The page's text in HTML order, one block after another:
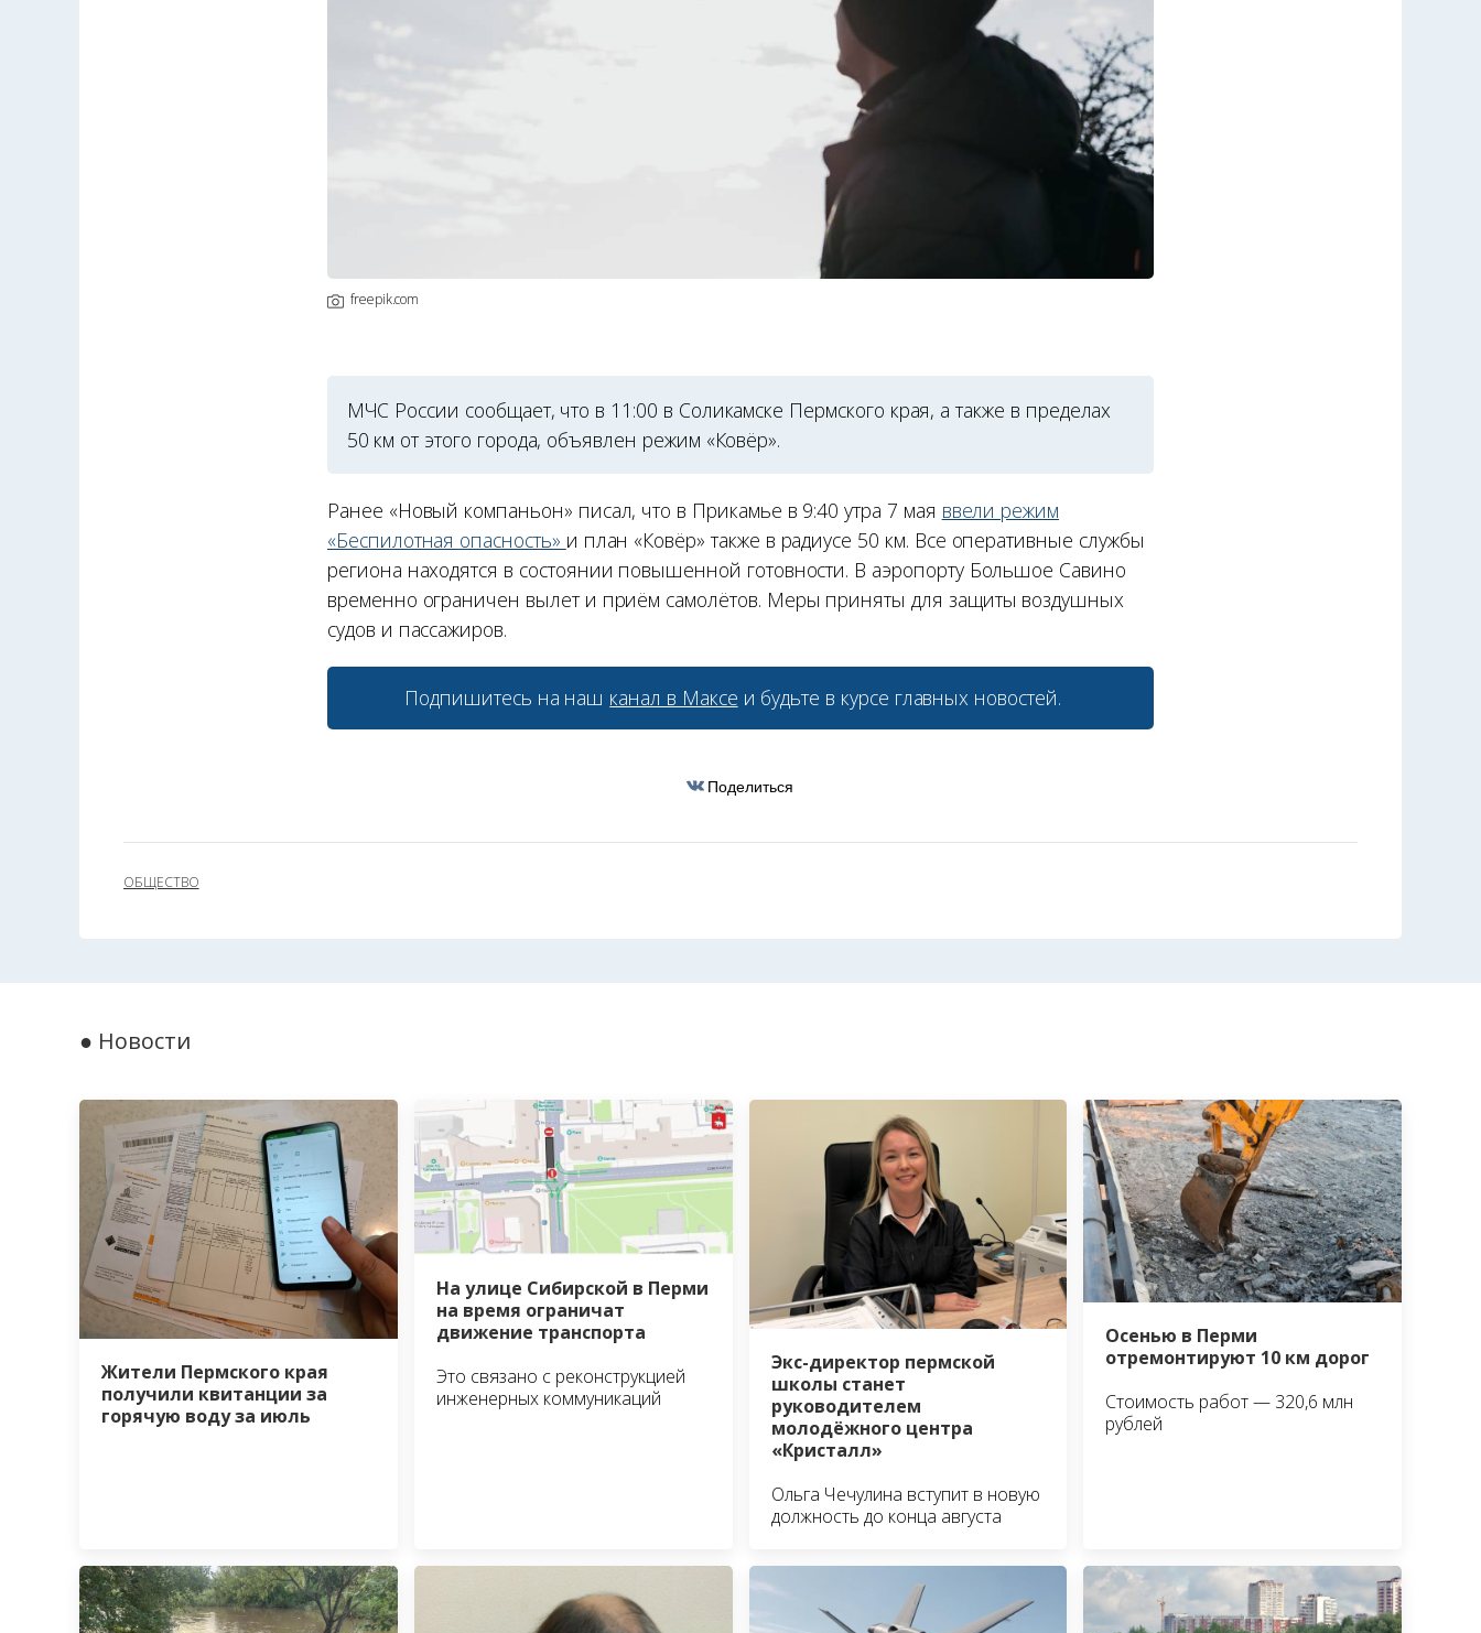
freepik.com
МЧС России сообщает, что в 11:00 в Соликамске Пермского края, а также в пределах
50 км от этого города, объявлен режим «Ковёр».
Ранее «Новый компаньон» писал, что в Прикамье в 9:40 утра 7 мая ввели режим
«Беспилотная опасность» и план «Ковёр» также в радиусе 50 км. Все оперативные службы
региона находятся в состоянии повышенной готовности. В аэропорту Большое Савино
временно ограничен вылет и приём самолётов. Меры приняты для защиты воздушных
судов и пассажиров.
Подпишитесь на наш канал в Максе и будьте в курсе главных новостей.
Поделиться
ОБЩЕСТВО
● Новости
Жители Пермского края
получили квитанции за
горячую воду за июль
На улице Сибирской в Перми
на время ограничат
движение транспорта
Это связано с реконструкцией
инженерных коммуникаций
Экс-директор пермской
школы станет
руководителем
молодёжного центра
«Кристалл»
Ольга Чечулина вступит в новую
должность до конца августа
Осенью в Перми
отремонтируют 10 км дорог
Стоимость работ — 320,6 млн
рублей